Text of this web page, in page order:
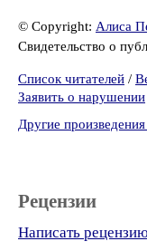
© Copyright: Алиса
Свидетельство о
Список читателей /
Заявить о нарушении
Другие
Рецензии
Написать рецензию